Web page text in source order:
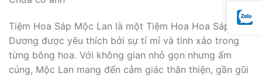
Tiệm Hoa Sáp Mộc Lan là một Tiệm Hoa Hoa Sáp Hải
Dương được yêu thích bởi sự tỉ mỉ và tinh xảo trong
từng bông hoa. Với không gian nhỏ gọn nhưng ấm
cúng, Mộc Lan mang đến cảm giác thân thiện, gần gũi